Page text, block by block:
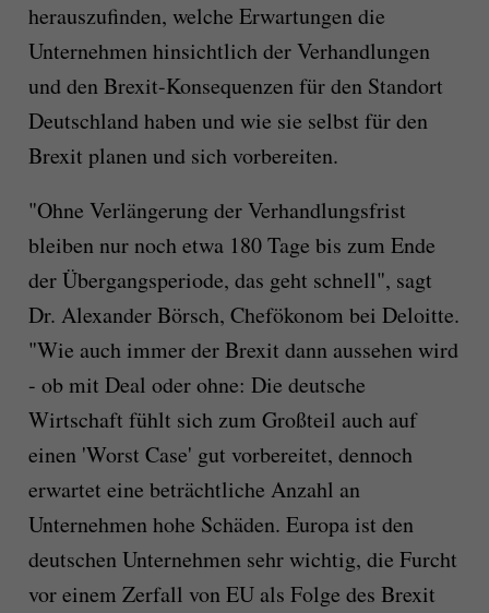
herauszufinden, welche Erwartungen die
Unternehmen hinsichtlich der Verhandlungen
und den Brexit-Konsequenzen für den Standort
Deutschland haben und wie sie selbst für den
Brexit planen und sich vorbereiten.
"Ohne Verlängerung der Verhandlungsfrist
bleiben nur noch etwa 180 Tage bis zum Ende
der Übergangsperiode, das geht schnell", sagt
Dr. Alexander Börsch, Chefökonom bei Deloitte.
"Wie auch immer der Brexit dann aussehen wird
- ob mit Deal oder ohne: Die deutsche
Wirtschaft fühlt sich zum Großteil auch auf
einen 'Worst Case' gut vorbereitet, dennoch
erwartet eine beträchtliche Anzahl an
Unternehmen hohe Schäden. Europa ist den
deutschen Unternehmen sehr wichtig, die Furcht
vor einem Zerfall von EU als Folge des Brexit